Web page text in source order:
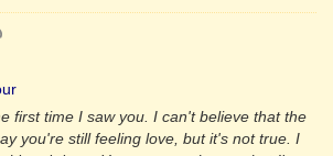
first time I saw you. I can't believe that the
you're still feeling love, but it's not true. I